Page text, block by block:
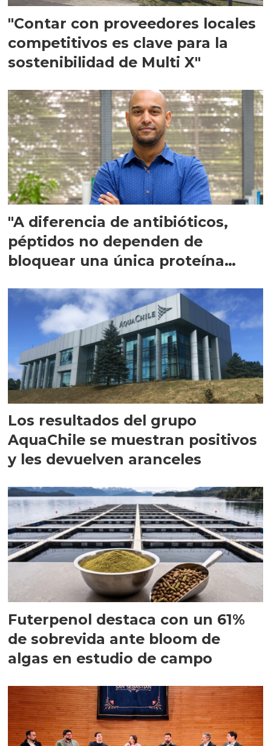
"Contar con proveedores locales
competitivos es clave para la
sostenibilidad de Multi X"
"A diferencia de antibióticos,
péptidos no dependen de
bloquear una única proteína
Los resultados del grupo
AquaChile se muestran positivos
y les devuelven aranceles
Futerpenol destaca con un 61%
de sobrevida ante bloom de
algas en estudio de campo